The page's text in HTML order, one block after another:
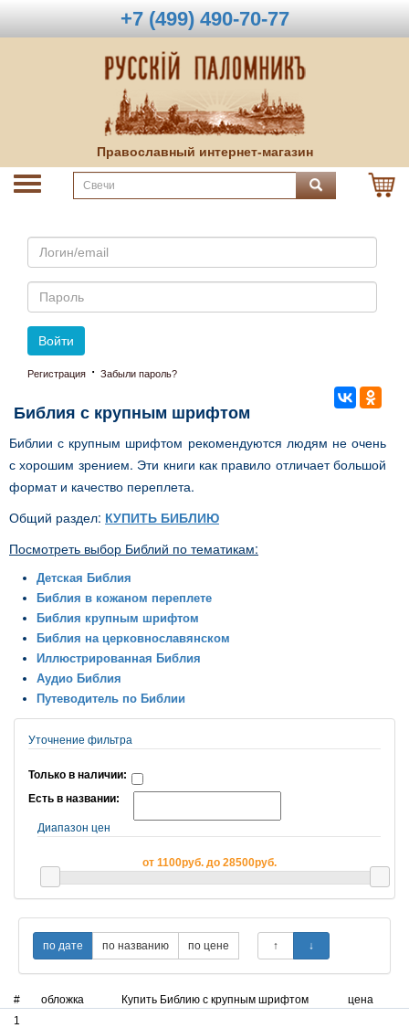
+7 (499) 490-70-77
Православный интернет-магазин
Email
Пароль
Войти
Регистрация · Забыли пароль?
Библия с крупным шрифтом
Библии с крупным шрифтом рекомендуются людям не очень
с хорошим зрением. Эти книги как правило отличает большой
формат и качество переплета.
Общий раздел: КУПИТЬ БИБЛИЮ
Посмотреть выбор Библий по тематикам:
Детская Библия
Библия в кожаном переплете
Библия крупным шрифтом
Библия на церковнославянском
Иллюстрированная Библия
Аудио Библия
Путеводитель по Библии
Уточнение фильтра
Только в наличии:
Есть в названии:
Диапазон цен
от 1100руб. до 28500руб.
# обложка Купить Библию с крупным шрифтом
цена
1